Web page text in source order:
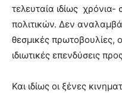
τελευταία ιδίως χρόνια-
πολιτικών. Δεν
θεσμικές πρωτοβουλίες,
ιδιωτικές επενδύσεις
Και ιδίως οι ξένες